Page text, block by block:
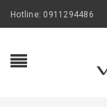
Hotline: 0911294486